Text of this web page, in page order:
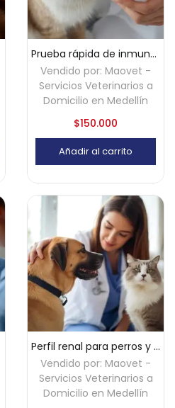
Prueba rápida de inmunodeficiencia felina (FIV) a domicilio – Medellín
Vendido por: Maovet -
Servicios Veterinarios a
Domicilio en Medellín
$150.000
Añadir al carrito
Perfil renal para perros y gatos a domicilio – Medellín
Vendido por: Maovet -
Servicios Veterinarios a
Domicilio en Medellín